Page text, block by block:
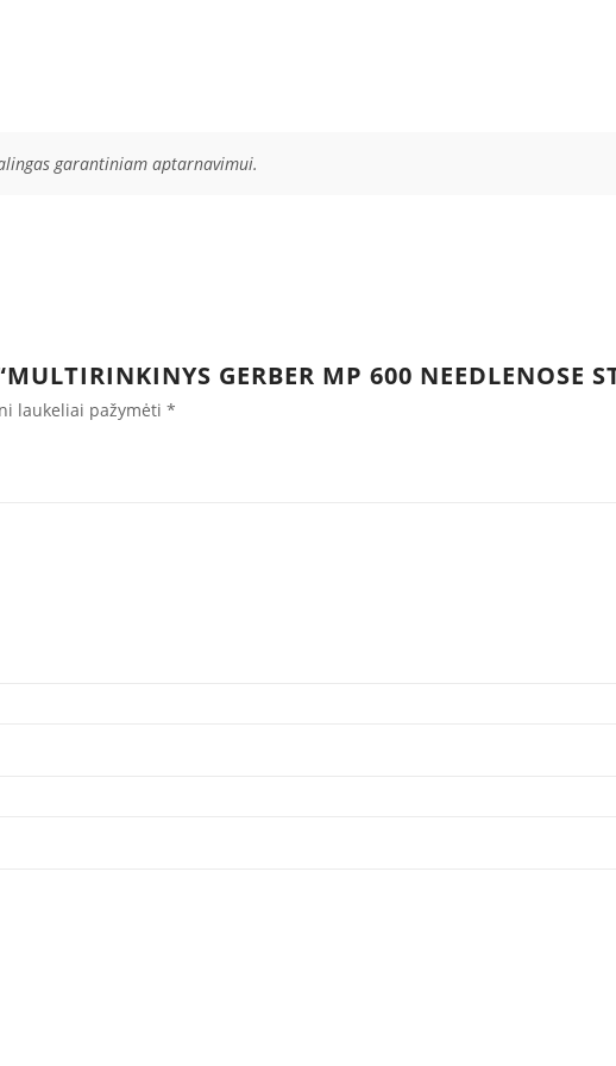
garantiniam aptarnavimui.
GERBER MP 600 NEEDLENOSE
laukeliai pažymėti *